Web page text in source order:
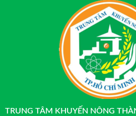
TRUNG TÂM KHUYẾN NÔNG